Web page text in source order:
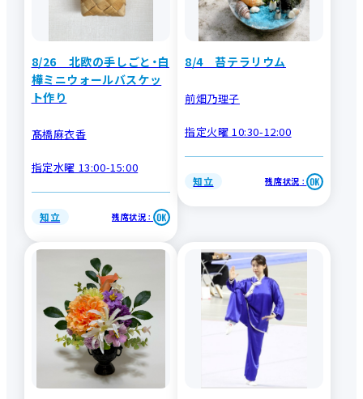
8/26 北欧の手しごと・白
樺ミニウォールバスケッ
ト作り
髙橋麻衣香
指定水曜 13:00-15:00
知立 残席状況 ：
8/4 苔テラリウム
前畑乃理子
指定火曜 10:30-12:00
知立 残席状況 ：